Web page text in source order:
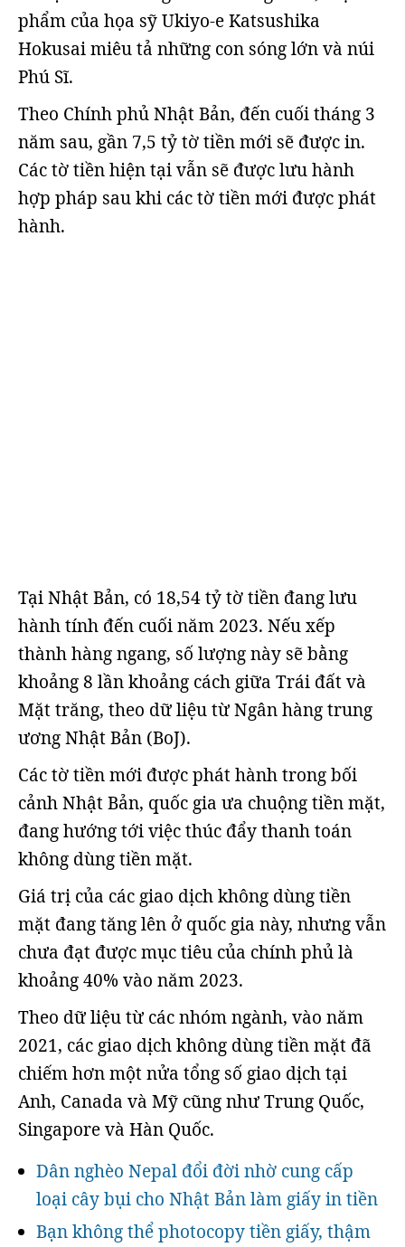
phẩm của họa sỹ Ukiyo-e Katsushika
Hokusai miêu tả những con sóng lớn và núi
Phú Sĩ.
Theo Chính phủ Nhật Bản, đến cuối tháng 3
năm sau, gần 7,5 tỷ tờ tiền mới sẽ được in.
Các tờ tiền hiện tại vẫn sẽ được lưu hành
hợp pháp sau khi các tờ tiền mới được phát
hành.
Tại Nhật Bản, có 18,54 tỷ tờ tiền đang lưu
hành tính đến cuối năm 2023. Nếu xếp
thành hàng ngang, số lượng này sẽ bằng
khoảng 8 lần khoảng cách giữa Trái đất và
Mặt trăng, theo dữ liệu từ Ngân hàng trung
ương Nhật Bản (BoJ).
Các tờ tiền mới được phát hành trong bối
cảnh Nhật Bản, quốc gia ưa chuộng tiền mặt,
đang hướng tới việc thúc đẩy thanh toán
không dùng tiền mặt.
Giá trị của các giao dịch không dùng tiền
mặt đang tăng lên ở quốc gia này, nhưng vẫn
chưa đạt được mục tiêu của chính phủ là
khoảng 40% vào năm 2023.
Theo dữ liệu từ các nhóm ngành, vào năm
2021, các giao dịch không dùng tiền mặt đã
chiếm hơn một nửa tổng số giao dịch tại
Anh, Canada và Mỹ cũng như Trung Quốc,
Singapore và Hàn Quốc.
Dân nghèo Nepal đổi đời nhờ cung cấp
loại cây bụi cho Nhật Bản làm giấy in tiền
Bạn không thể photocopy tiền giấy, thậm